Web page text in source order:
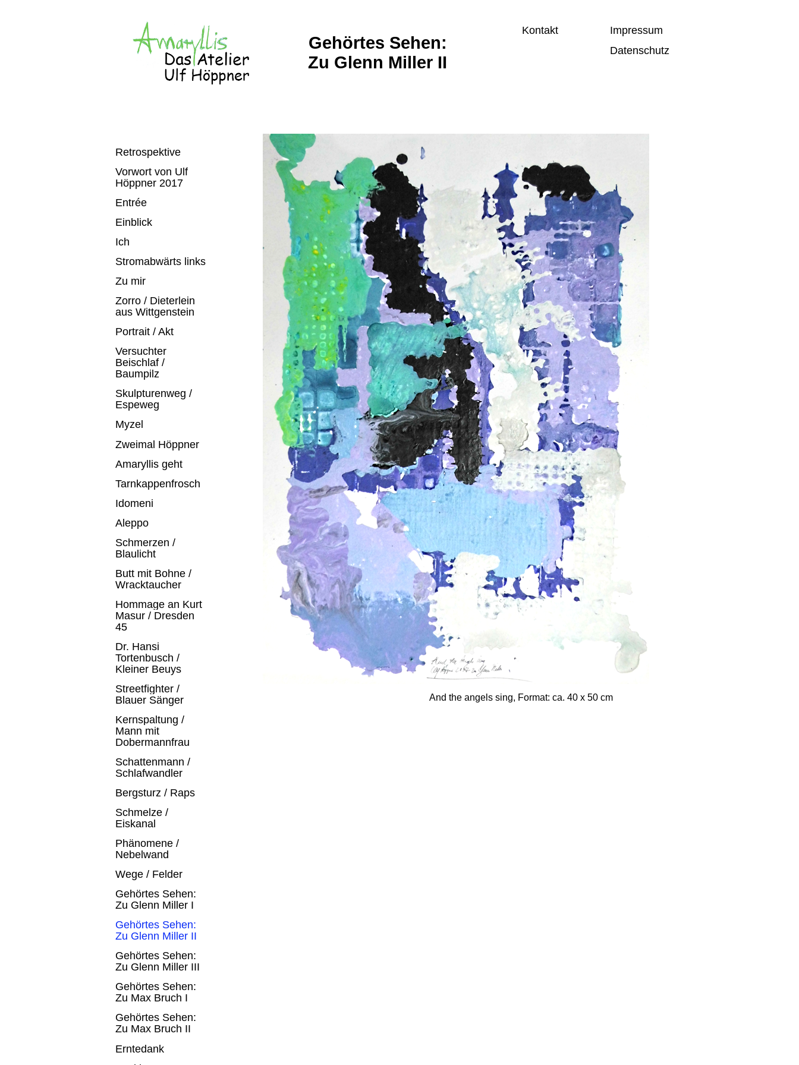
Impressum
Kontakt
Datenschutz
Gehörtes Sehen:
Zu Glenn Miller II
Retrospektive
Vorwort von Ulf
Höppner 2017
Entrée
Einblick
Ich
Stromabwärts links
Zu mir
Zorro / Dieterlein
aus Wittgenstein
Portrait / Akt
Versuchter
Beischlaf /
Baumpilz
Skulpturenweg /
Espeweg
Myzel
Zweimal Höppner
Amaryllis geht
Tarnkappenfrosch
Idomeni
Aleppo
Schmerzen /
Blaulicht
Butt mit Bohne /
Wracktaucher
Hommage an Kurt
Masur / Dresden
45
Dr. Hansi
Tortenbusch /
Kleiner Beuys
Streetfighter /
Blauer Sänger
Kernspaltung /
Mann mit
Dobermannfrau
Schattenmann /
Schlafwandler
Bergsturz / Raps
Schmelze /
Eiskanal
Phänomene /
Nebelwand
Wege / Felder
Gehörtes Sehen:
Zu Glenn Miller I
Gehörtes Sehen:
Zu Glenn Miller II
Gehörtes Sehen:
Zu Glenn Miller III
Gehörtes Sehen:
Zu Max Bruch I
Gehörtes Sehen:
Zu Max Bruch II
Erntedank
And the angels sing, Format: ca. 40 x 50 cm